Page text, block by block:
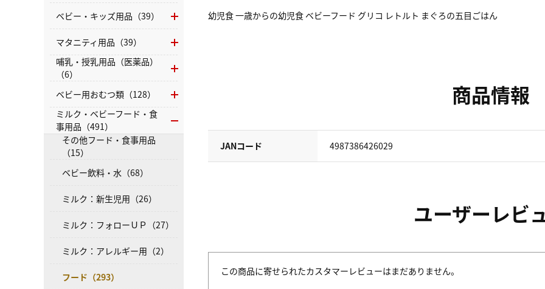
幼児食 一歳からの幼児食 ベビーフード グリコ レトルト まぐろの五目ごはん
商品情報
JANコード 4987386426029
ユーザーレビ
この商品に寄せられたカスタマーレビューはまだありません。
ベビー・キッズ用品（39）
マタニティ用品（39）
哺乳・授乳用品（医薬品）
（6）
ベビー用おむつ類（128）
ミルク・ベビーフード・食
事用品（491）
その他フード・食事用品
（15）
ベビー飲料・水（68）
ミルク：新生児用（26）
ミルク：フォローＵＰ（27）
ミルク：アレルギー用（2）
フード（293）